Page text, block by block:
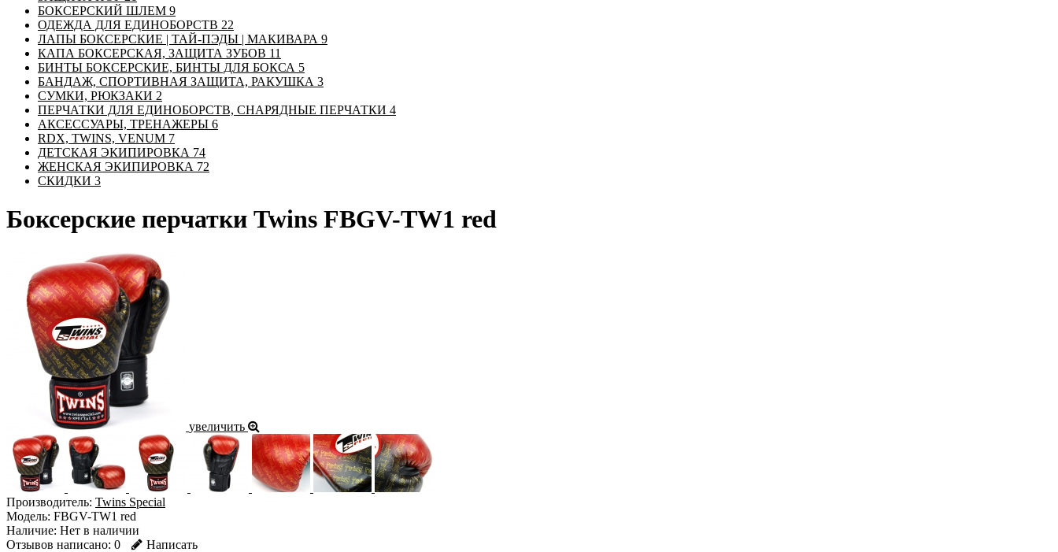
БОКСЕРСКИЙ ШЛЕМ 9
ОДЕЖДА ДЛЯ ЕДИНОБОРСТВ 22
ЛАПЫ БОКСЕРСКИЕ | ТАЙ-ПЭДЫ | МАКИВАРА 9
КАПА БОКСЕРСКАЯ, ЗАЩИТА ЗУБОВ 11
БИНТЫ БОКСЕРСКИЕ, БИНТЫ ДЛЯ БОКСА 5
БАНДАЖ, СПОРТИВНАЯ ЗАЩИТА, РАКУШКА 3
СУМКИ, РЮКЗАКИ 2
ПЕРЧАТКИ ДЛЯ ЕДИНОБОРСТВ, СНАРЯДНЫЕ ПЕРЧАТКИ 4
АКСЕССУАРЫ, ТРЕНАЖЕРЫ 6
RDX, TWINS, VENUM 7
ДЕТСКАЯ ЭКИПИРОВКА 74
ЖЕНСКАЯ ЭКИПИРОВКА 72
СКИДКИ 3
Боксерские перчатки Twins FBGV-TW1 red
увеличить
Производитель: Twins Special
Модель: FBGV-TW1 red
Наличие: Нет в наличии
Отзывов написано: 0 Написать